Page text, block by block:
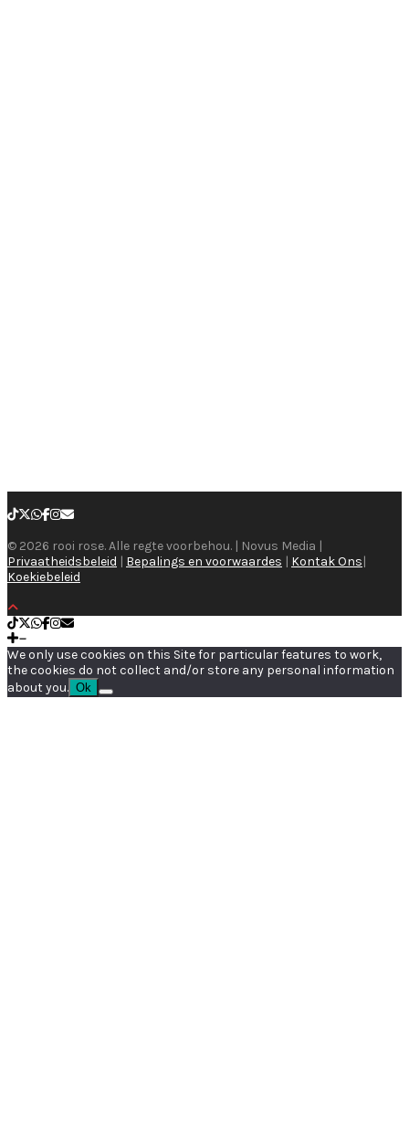
© 2026 rooi rose. Alle regte voorbehou. | Novus Media |
Privaatheidsbeleid
Bepalings en voorwaardes Kontak Ons
Koekiebeleid
We only use cookies on this Site for particular features to work,
the cookies do not collect and/or store any personal information
about you. Ok